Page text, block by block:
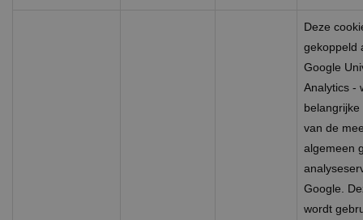
Deze
gekoppeld
Google
Analytics -
van de
algemeen
Google.
wordt